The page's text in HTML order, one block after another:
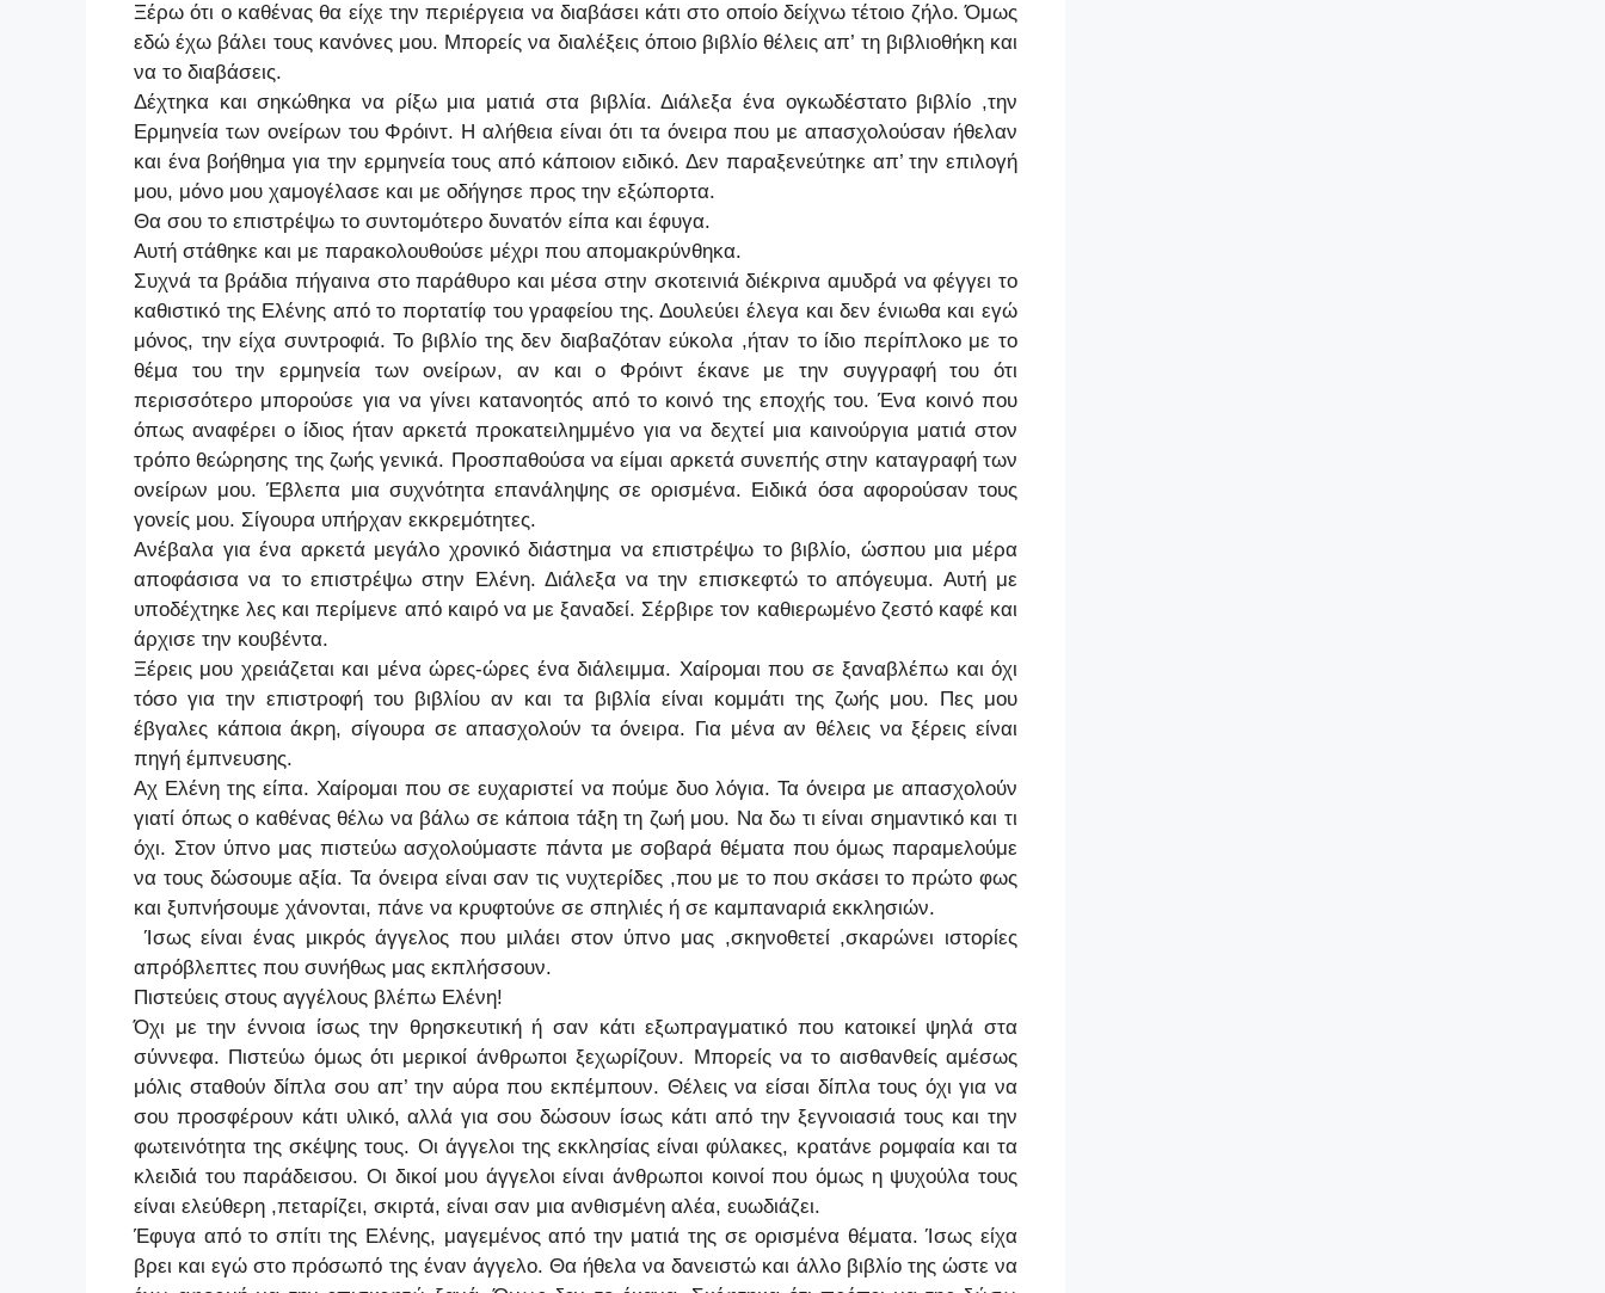
Ξέρω ότι ο καθένας θα είχε την περιέργεια να διαβάσει κάτι στο οποίο δείχνω τέτοιο ζήλο. Όμως
εδώ έχω βάλει τους κανόνες μου. Μπορείς να διαλέξεις όποιο βιβλίο θέλεις απ’ τη βιβλιοθήκη και
να το διαβάσεις.
Δέχτηκα και σηκώθηκα να ρίξω μια ματιά στα βιβλία. Διάλεξα ένα ογκωδέστατο βιβλίο ,την
Ερμηνεία των ονείρων του Φρόιντ. Η αλήθεια είναι ότι τα όνειρα που με απασχολούσαν ήθελαν
και ένα βοήθημα για την ερμηνεία τους από κάποιον ειδικό. Δεν παραξενεύτηκε απ’ την επιλογή
μου, μόνο μου χαμογέλασε και με οδήγησε προς την εξώπορτα.
Θα σου το επιστρέψω το συντομότερο δυνατόν είπα και έφυγα.
Αυτή στάθηκε και με παρακολουθούσε μέχρι που απομακρύνθηκα.
Συχνά τα βράδια πήγαινα στο παράθυρο και μέσα στην σκοτεινιά διέκρινα αμυδρά να φέγγει το
καθιστικό της Ελένης από το πορτατίφ του γραφείου της. Δουλεύει έλεγα και δεν ένιωθα και εγώ
μόνος, την είχα συντροφιά. Το βιβλίο της δεν διαβαζόταν εύκολα ,ήταν το ίδιο περίπλοκο με το
θέμα του την ερμηνεία των ονείρων, αν και ο Φρόιντ έκανε με την συγγραφή του ότι
περισσότερο μπορούσε για να γίνει κατανοητός από το κοινό της εποχής του. Ένα κοινό που
όπως αναφέρει ο ίδιος ήταν αρκετά προκατειλημμένο για να δεχτεί μια καινούργια ματιά στον
τρόπο θεώρησης της ζωής γενικά. Προσπαθούσα να είμαι αρκετά συνεπής στην καταγραφή των
ονείρων μου. Έβλεπα μια συχνότητα επανάληψης σε ορισμένα. Ειδικά όσα αφορούσαν τους
γονείς μου. Σίγουρα υπήρχαν εκκρεμότητες.
Ανέβαλα για ένα αρκετά μεγάλο χρονικό διάστημα να επιστρέψω το βιβλίο, ώσπου μια μέρα
αποφάσισα να το επιστρέψω στην Ελένη. Διάλεξα να την επισκεφτώ το απόγευμα. Αυτή με
υποδέχτηκε λες και περίμενε από καιρό να με ξαναδεί. Σέρβιρε τον καθιερωμένο ζεστό καφέ και
άρχισε την κουβέντα.
Ξέρεις μου χρειάζεται και μένα ώρες-ώρες ένα διάλειμμα. Χαίρομαι που σε ξαναβλέπω και όχι
τόσο για την επιστροφή του βιβλίου αν και τα βιβλία είναι κομμάτι της ζωής μου. Πες μου
έβγαλες κάποια άκρη, σίγουρα σε απασχολούν τα όνειρα. Για μένα αν θέλεις να ξέρεις είναι
πηγή έμπνευσης.
Αχ Ελένη της είπα. Χαίρομαι που σε ευχαριστεί να πούμε δυο λόγια. Τα όνειρα με απασχολούν
γιατί όπως ο καθένας θέλω να βάλω σε κάποια τάξη τη ζωή μου. Να δω τι είναι σημαντικό και τι
όχι. Στον ύπνο μας πιστεύω ασχολούμαστε πάντα με σοβαρά θέματα που όμως παραμελούμε
να τους δώσουμε αξία. Τα όνειρα είναι σαν τις νυχτερίδες ,που με το που σκάσει το πρώτο φως
και ξυπνήσουμε χάνονται, πάνε να κρυφτούνε σε σπηλιές ή σε καμπαναριά εκκλησιών.
Ίσως είναι ένας μικρός άγγελος που μιλάει στον ύπνο μας ,σκηνοθετεί ,σκαρώνει ιστορίες
απρόβλεπτες που συνήθως μας εκπλήσσουν.
Πιστεύεις στους αγγέλους βλέπω Ελένη!
Όχι με την έννοια ίσως την θρησκευτική ή σαν κάτι εξωπραγματικό που κατοικεί ψηλά στα
σύννεφα. Πιστεύω όμως ότι μερικοί άνθρωποι ξεχωρίζουν. Μπορείς να το αισθανθείς αμέσως
μόλις σταθούν δίπλα σου απ’ την αύρα που εκπέμπουν. Θέλεις να είσαι δίπλα τους όχι για να
σου προσφέρουν κάτι υλικό, αλλά για σου δώσουν ίσως κάτι από την ξεγνοιασιά τους και την
φωτεινότητα της σκέψης τους. Οι άγγελοι της εκκλησίας είναι φύλακες, κρατάνε ρομφαία και τα
κλειδιά του παράδεισου. Οι δικοί μου άγγελοι είναι άνθρωποι κοινοί που όμως η ψυχούλα τους
είναι ελεύθερη ,πεταρίζει, σκιρτά, είναι σαν μια ανθισμένη αλέα, ευωδιάζει.
Έφυγα από το σπίτι της Ελένης, μαγεμένος από την ματιά της σε ορισμένα θέματα. Ίσως είχα
βρει και εγώ στο πρόσωπό της έναν άγγελο. Θα ήθελα να δανειστώ και άλλο βιβλίο της ώστε να